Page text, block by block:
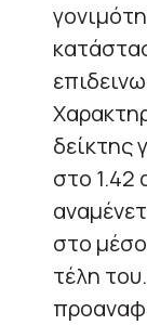
δείκτης
στο 1.42
στο
τέλη